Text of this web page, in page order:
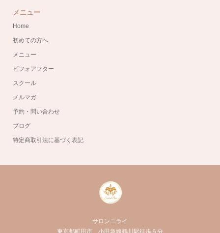
メニュー
Home
初めての方へ
メニュー
ビフォアフター
スクール
メルマガ
予約・問い合わせ
ブログ
特定商取引法に基づく表記
サロンニライ
東京都町田市 小田急線鶴川駅徒歩５分